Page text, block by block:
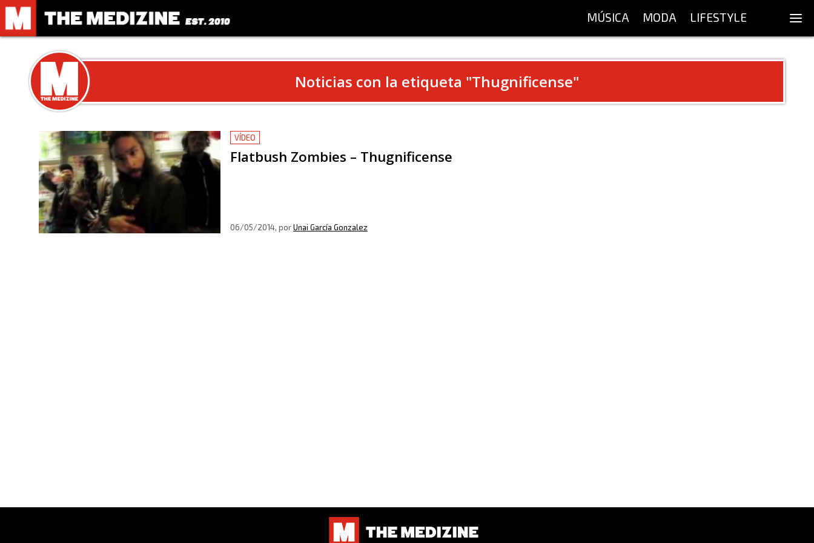
MÚSICA MODA LIFESTYLE
Noticias con la etiqueta "Thugnificense"
VÍDEO
Flatbush Zombies – Thugnificense
06/05/2014, porUnai García Gonzalez